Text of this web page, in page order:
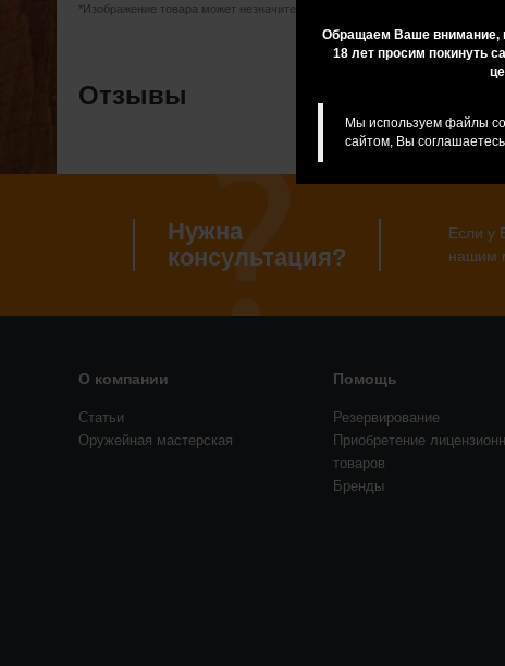
Обращаем Ваше внимание,
18 лет просим покинуть
Мы используем файлы
сайтом, Вы
*Изображение товара может незначительно отличаться от оригинала
Отзывы
Нужна
консультация?
Если у
нашим
О компании
Статьи
Оружейная мастерская
Помощь
Резервирование
Приобретение
товаров
Бренды